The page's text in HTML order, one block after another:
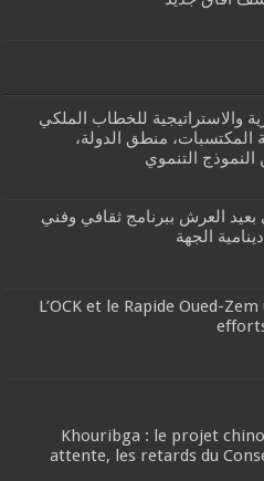
والاستراتيجية للخطاب الملكي
المكتسبات، منطق الدولة،
التنموي
العرش ببرنامج ثقافي وفني
الجهة
L’OCK et le Rapide Oued-
Khouribga : le projet
attente, les retards du